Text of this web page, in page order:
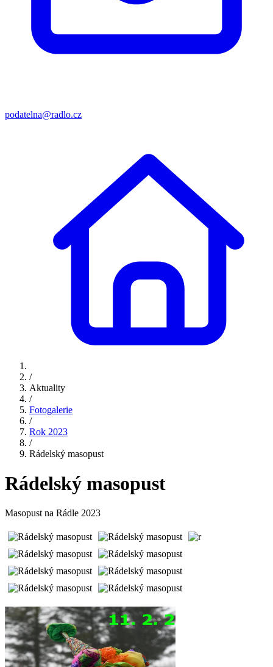
podatelna@radlo.cz
/
Aktuality
/
Fotogalerie
/
Rok 2023
/
Rádelský masopust
Rádelský masopust
Masopust na Rádle 2023